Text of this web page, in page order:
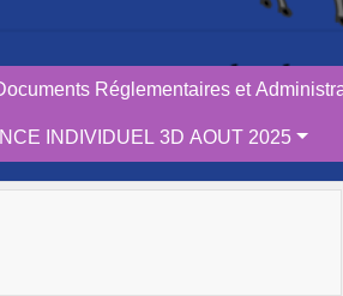
Réglementaires et
INDIVIDUEL 3D AOUT 2025